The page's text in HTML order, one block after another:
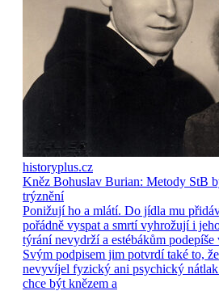
historyplus.cz
Kněz Bohuslav Burian: Metody StB
trýznění
Ponižují ho a mlátí. Do jídla mu
pořádně vyspat a smrtí vyhrožují i
týrání nevydrží a estébákům
Svým podpisem jim potvrdí také to,
nevyvíjel fyzický ani psychický
chce být knězem a